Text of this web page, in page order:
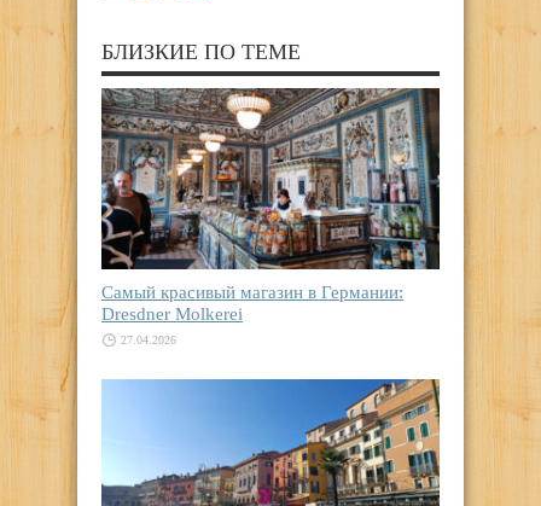
БЛИЗКИЕ ПО ТЕМЕ
Самый красивый магазин в Германии:
Dresdner Molkerei
27.04.2026